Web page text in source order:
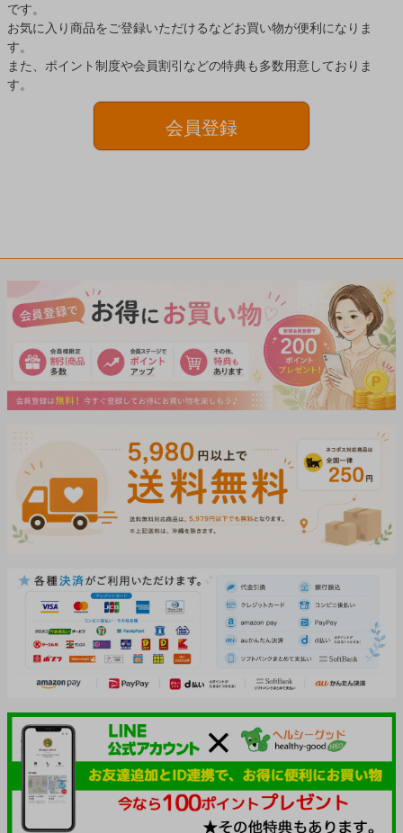
です。
お気に入り商品をご登録いただけるなどお買い物が便利になりま
す。
また、ポイント制度や会員割引などの特典も多数用意しておりま
す。
会員登録